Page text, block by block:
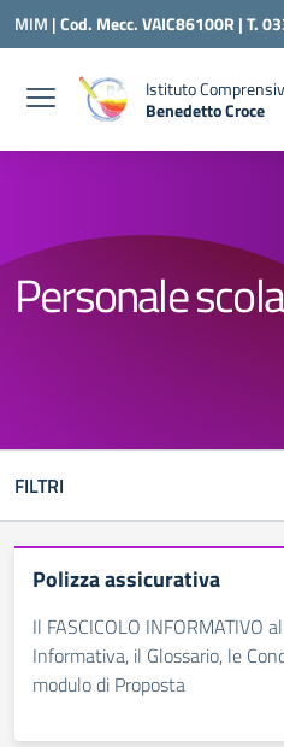
Vai ai contenuti
Vai al menu di navigazione
Vai al footer
MIM |Cod. Mecc. VAIC86100R | T.
240260 |
Istituto
Benedetto Croce
Personale
FILTRI
Polizza assicurativa
Il FASCICOLO
Informativa, il Glossario, le
modulo di Proposta